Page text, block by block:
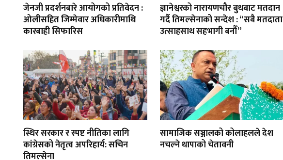
जेनजी प्रदर्शनबारे आयोगको प्रतिवेदन :
ओलीसहित जिम्मेवार अधिकारीमाथि
कारबाही सिफारिस
ज्ञानेश्वरको नारायणचौर बुथबाट मतदान
गर्दै तिमल्सेनाको सन्देश : “सबै मतदाता
उत्साहसाथ सहभागी बनौँ”
स्थिर सरकार र स्पष्ट नीतिका लागि
कांग्रेसको नेतृत्व अपरिहार्य: सचिन
तिमल्सेना
सामाजिक सञ्जालको कोलाहलले देश
नचल्ने थापाको चेतावनी